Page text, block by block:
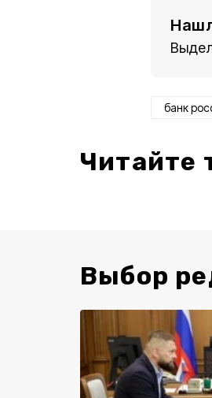
банк
Читайте
Выбор